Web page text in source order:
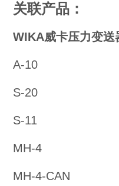
关联产品：
WIKA威卡压力变送
A-10
S-20
S-11
MH-4
MH-4-CAN